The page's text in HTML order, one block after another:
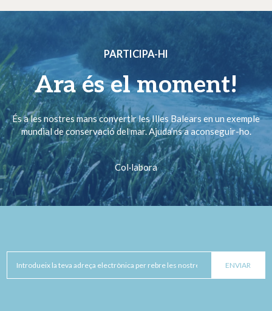
PARTICIPA-HI
Ara és el moment!
És a les nostres mans convertir les Illes Balears en un exemple
mundial de conservació del mar. Ajuda’ns a aconseguir-ho.
Col·labora